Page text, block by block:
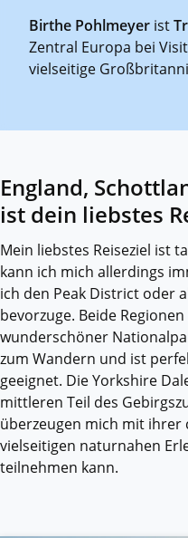
Birthe Pohlmeyer ist
Zentral Europa bei
vielseitige
England,
ist dein liebstes
Mein liebstes Reiseziel ist
kann ich mich allerdings
ich den Peak District oder
bevorzuge. Beide
wunderschöner
zum Wandern und ist
geeignet. Die Yorkshire
mittleren Teil des
überzeugen mich mit ihrer
vielseitigen naturnahen
teilnehmen kann.